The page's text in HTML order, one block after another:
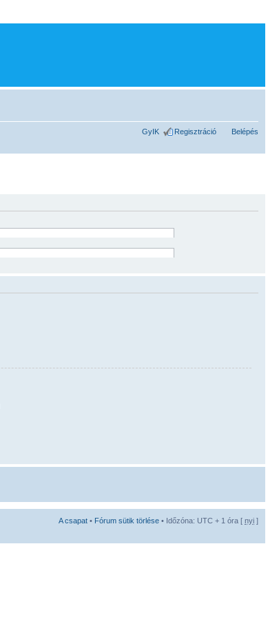
GyIK Regisztráció Belépés
A csapat • Fórum sütik törlése • Időzóna: UTC + 1 óra [ nyi ]